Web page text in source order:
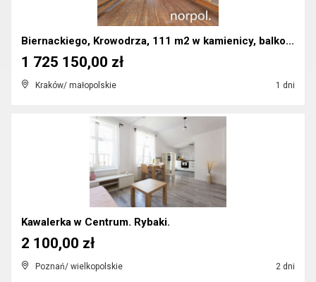
Biernackiego, Krowodrza, 111 m2 w kamienicy, balko...
Kraków/ małopolskie 1 dni
1 725 150,00 zł
Kawalerka w Centrum. Rybaki.
Poznań/ wielkopolskie 2 dni
2 100,00 zł